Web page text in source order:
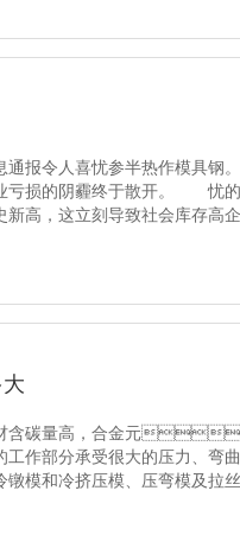
通报令人喜忧参半热作模具
的阴霾终于散开。 忧的是
新高，这立刻导致社会库存
含碳量高，合金元
作部分承受很大的压力、弯
和冷挤压模、压弯模及拉丝